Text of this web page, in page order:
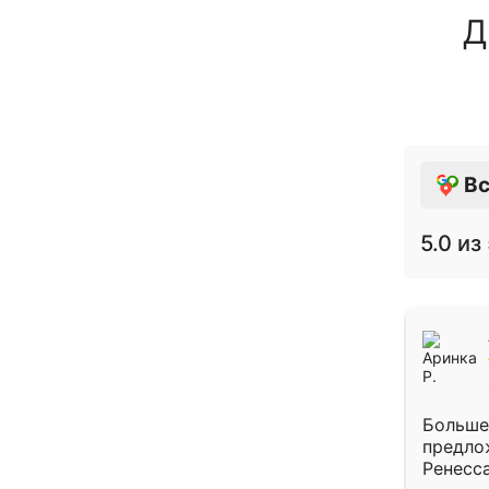
5.0 из